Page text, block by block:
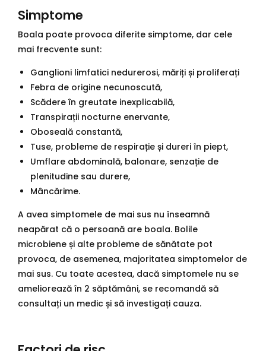
Simptome
Boala poate provoca diferite simptome, dar cele
mai frecvente sunt:
Ganglioni limfatici nedurerosi, măriți și proliferați
Febra de origine necunoscută,
Scădere în greutate inexplicabilă,
Transpirații nocturne enervante,
Oboseală constantă,
Tuse, probleme de respirație și dureri în piept,
Umflare abdominală, balonare, senzație de
plenitudine sau durere,
Mâncărime.
A avea simptomele de mai sus nu înseamnă
neapărat că o persoană are boala. Bolile
microbiene și alte probleme de sănătate pot
provoca, de asemenea, majoritatea simptomelor de
mai sus. Cu toate acestea, dacă simptomele nu se
ameliorează în 2 săptămâni, se recomandă să
consultați un medic și să investigați cauza.